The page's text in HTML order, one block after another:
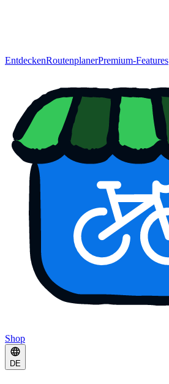
EntdeckenRoutenplanerPremium-Features
Shop
DE